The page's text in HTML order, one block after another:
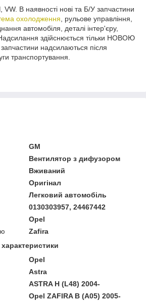
В наявності нові та Б/У запчастини
охолодження , рульове управління,
автомобіля, деталі інтер'єру,
здійснюється тільки НОВОЮ
надсилаються після
транспортування.
GM
Вентилятор з дифузором
Вживаний
Оригінал
Легковий автомобіль
0130303957, 24467442
Opel
Zafira
Opel
Astra
ASTRA H (L48) 2004-
Opel ZAFIRA B (A05) 2005-